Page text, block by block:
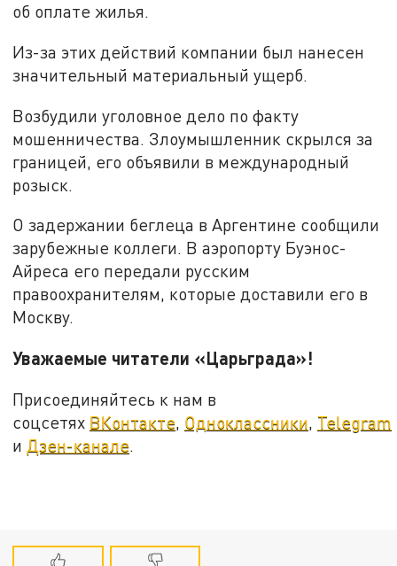
об оплате жилья.
Из-за этих действий компании был нанесен
значительный материальный ущерб.
Возбудили уголовное дело по факту
мошенничества. Злоумышленник скрылся за
границей, его объявили в международный
розыск.
О задержании беглеца в Аргентине сообщили
зарубежные коллеги. В аэропорту Буэнос-
Айреса его передали русским
правоохранителям, которые доставили его в
Москву.
Уважаемые читатели «Царьграда»!
Присоединяйтесь к нам в
соцсетях ВКонтакте Одноклассники Telegram
и Дзен-канале